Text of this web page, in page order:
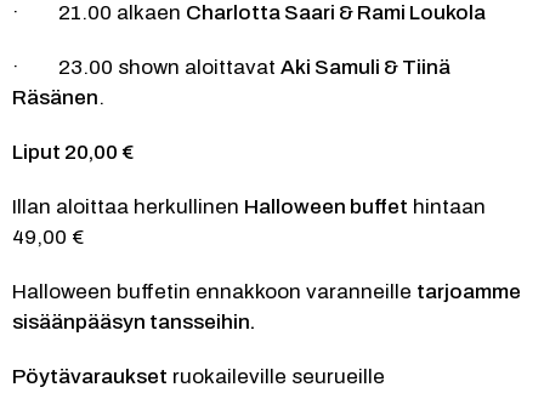
·        21.00 alkaen Charlotta Saari & Rami Loukola
·        23.00 shown aloittavat Aki Samuli & Tiinä
Räsänen.
Liput 20,00 €
Illan aloittaa herkullinen Halloween buffet hintaan
49,00 €
Halloween buffetin ennakkoon varanneille tarjoamme
sisäänpääsyn tansseihin.
Pöytävaraukset ruokaileville seurueille